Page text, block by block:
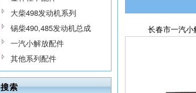
大柴498发动机系列
锡柴490,485发动机总成
一汽小解放配件
其他系列配件
搜索
长春市一汽